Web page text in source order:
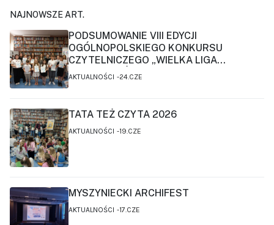
NAJNOWSZE ART.
PODSUMOWANIE VIII EDYCJI
OGÓLNOPOLSKIEGO KONKURSU
CZYTELNICZEGO „WIELKA LIGA
CZYTELNIKÓW”
AKTUALNOŚCI 24.CZE
TATA TEŻ CZYTA 2026
AKTUALNOŚCI 19.CZE
MYSZYNIECKI ARCHIFEST
AKTUALNOŚCI 17.CZE